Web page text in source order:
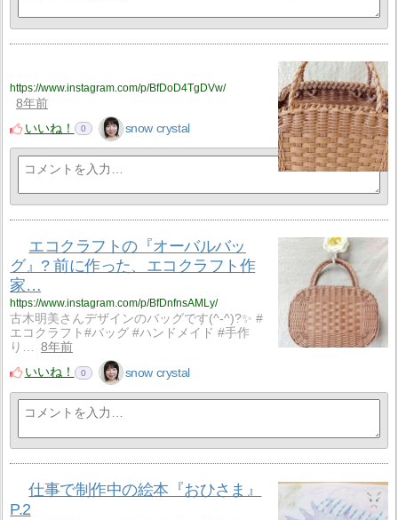
https://www.instagram.com/p/BfDoD4TgDVw/
8年前
いいね！
0 snow crystal
エコクラフトの『オーバルバッ
グ』? 前に作った、エコクラフト作
家…
https://www.instagram.com/p/BfDnfnsAMLy/
古木明美さんデザインのバッグです(^-^)?✨ #
エコクラフト#バッグ #ハンドメイド #手作
り…
8年前
いいね！
0 snow crystal
仕事で制作中の絵本『おひさま』
P.2